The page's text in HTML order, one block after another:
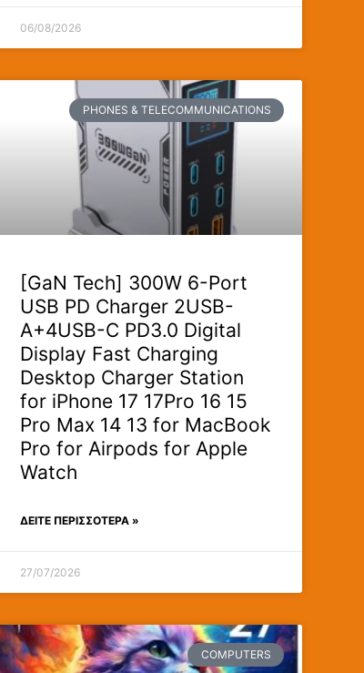
06/08/2026
PHONES & TELECOMMUNICATIONS
[GaN Tech] 300W 6-Port
USB PD Charger 2USB-
A+4USB-C PD3.0 Digital
Display Fast Charging
Desktop Charger Station
for iPhone 17 17Pro 16 15
Pro Max 14 13 for MacBook
Pro for Airpods for Apple
Watch
ΔΕΊΤΕ ΠΕΡΙΣΣΟΤΕΡΑ »
27/07/2026
COMPUTERS